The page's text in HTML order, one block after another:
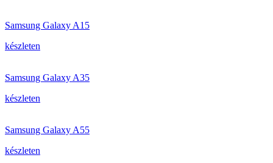
Samsung Galaxy A15
készleten
Samsung Galaxy A35
készleten
Samsung Galaxy A55
készleten